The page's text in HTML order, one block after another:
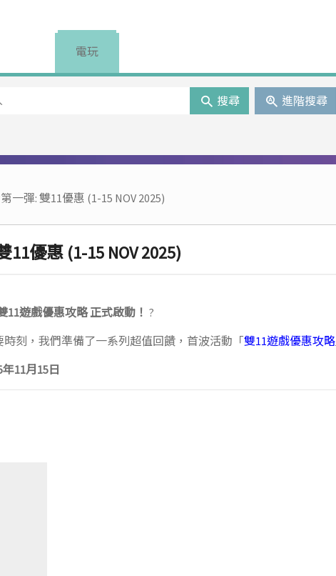
電玩
搜尋 進階搜尋
一彈: 雙11優惠 (1-15 NOV 2025)
優惠 (1-15 NOV 2025)
11遊戲優惠攻略 正式啟動！ ?
刻，我們準備了一系列超值回饋，首波活動「雙11遊戲優惠攻略
11月15日